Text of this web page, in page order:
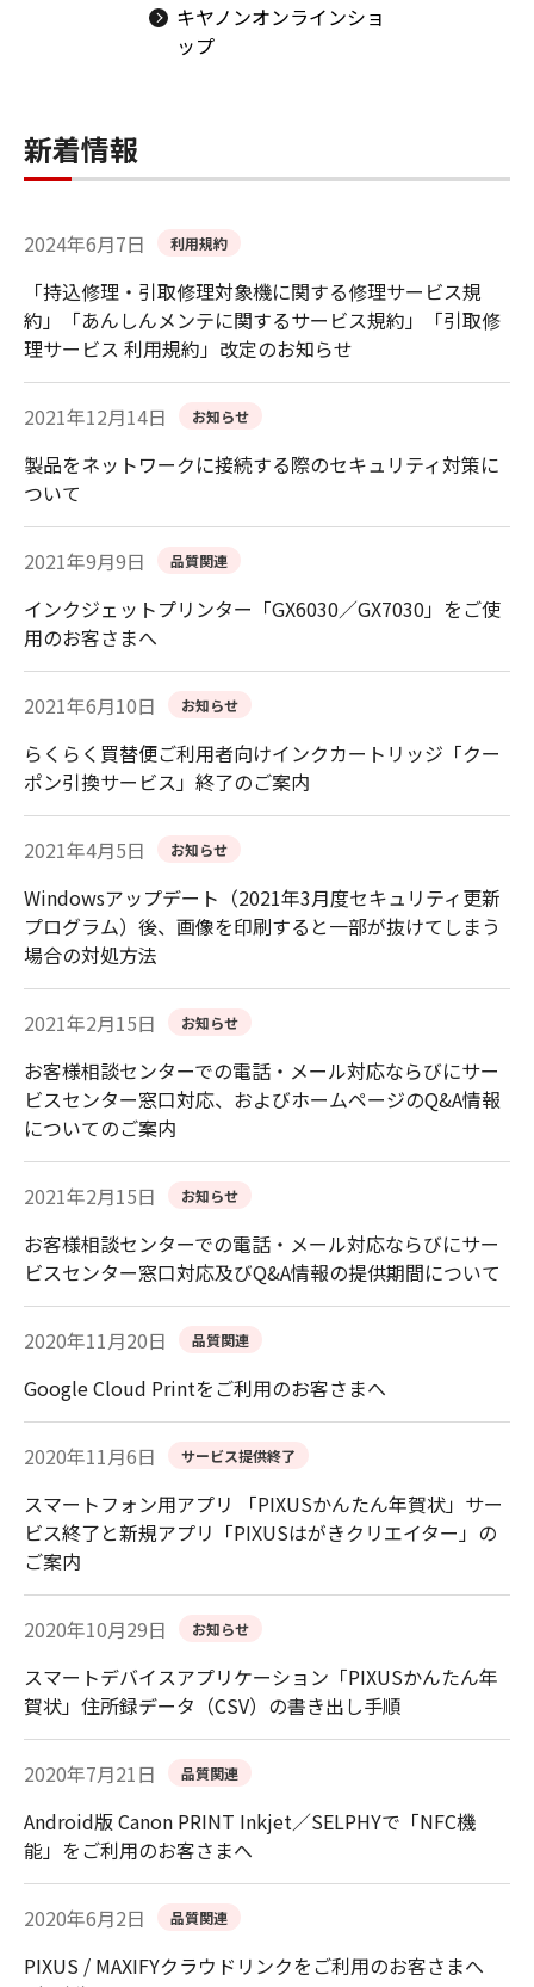
キヤノンオンラインショ
ップ
新着情報
2024年6月7日 利用規約
「持込修理・引取修理対象機に関する修理サービス規
約」「あんしんメンテに関するサービス規約」「引取修
理サービス 利用規約」改定のお知らせ
2021年12月14日 お知らせ
製品をネットワークに接続する際のセキュリティ対策に
ついて
2021年9月9日 品質関連
インクジェットプリンター「GX6030／GX7030」をご使
用のお客さまへ
2021年6月10日 お知らせ
らくらく買替便ご利用者向けインクカートリッジ「クー
ポン引換サービス」終了のご案内
2021年4月5日 お知らせ
Windowsアップデート（2021年3月度セキュリティ更新
プログラム）後、画像を印刷すると一部が抜けてしまう
場合の対処方法
2021年2月15日 お知らせ
お客様相談センターでの電話・メール対応ならびにサー
ビスセンター窓口対応、およびホームページのQ&A情報
についてのご案内
2021年2月15日 お知らせ
お客様相談センターでの電話・メール対応ならびにサー
ビスセンター窓口対応及びQ&A情報の提供期間について
2020年11月20日 品質関連
Google Cloud Printをご利用のお客さまへ
2020年11月6日 サービス提供終了
スマートフォン用アプリ 「PIXUSかんたん年賀状」サー
ビス終了と新規アプリ「PIXUSはがきクリエイター」の
ご案内
2020年10月29日 お知らせ
スマートデバイスアプリケーション「PIXUSかんたん年
賀状」住所録データ（CSV）の書き出し手順
2020年7月21日 品質関連
Android版 Canon PRINT Inkjet／SELPHYで「NFC機
能」をご利用のお客さまへ
2020年6月2日 品質関連
PIXUS / MAXIFYクラウドリンクをご利用のお客さまへ